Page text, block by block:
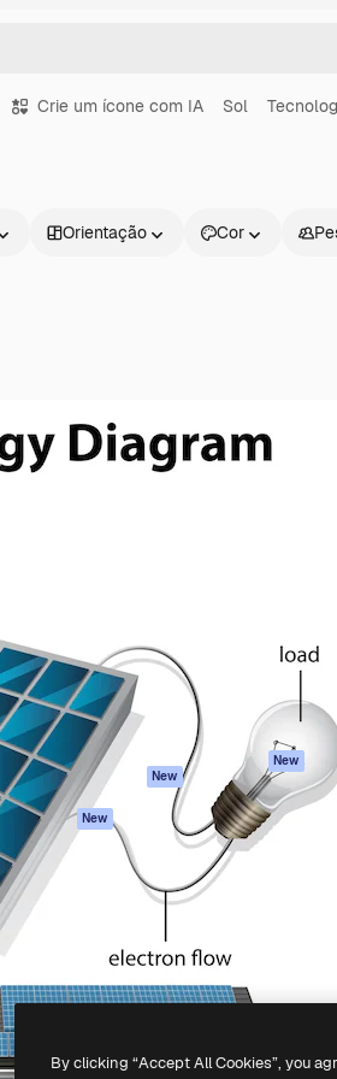
Crie um ícone com IA Sol
Orientação Cor
imagens
Gerador de vídeos
Texto para voz
Conteúdo de stock
MCP para
Claude/ChatGPT
New
Agentes New
API
App móvel
Todas as
ferramentas
Política de
privacidade
Originais
New
Política de cookies
Central de
confiabilidade
Afiliados
Todos os direitos reservados.
By clicking “Accept All Cookies”, you